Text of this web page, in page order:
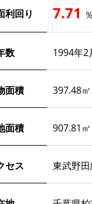
利回り 7.71 ％
数 1994年2
面積 397.48㎡
面積 907.81㎡
セス 東武野